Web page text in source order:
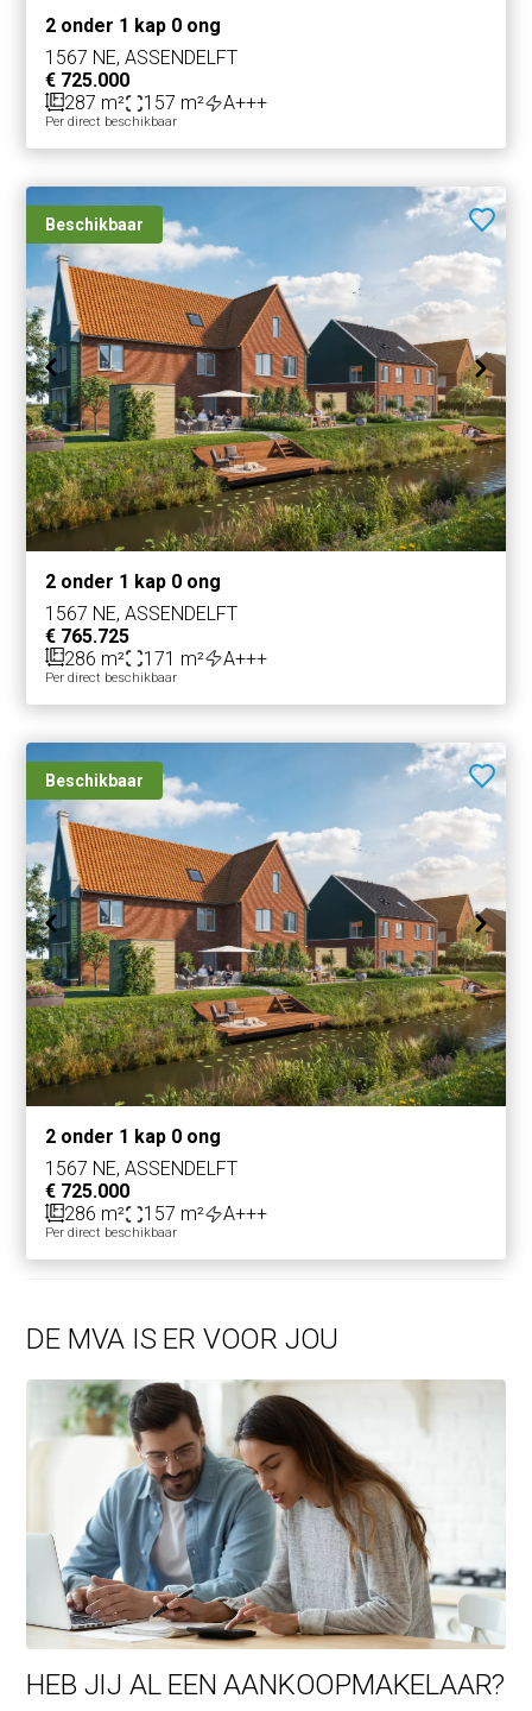
2 onder 1 kap 0 ong
1567 NE, ASSENDELFT
€ 725.000
287 m²
157 m² A+++
Per direct beschikbaar
Beschikbaar
2 onder 1 kap 0 ong
1567 NE, ASSENDELFT
€ 765.725
286 m²
171 m² A+++
Per direct beschikbaar
Beschikbaar
2 onder 1 kap 0 ong
1567 NE, ASSENDELFT
€ 725.000
286 m²
157 m² A+++
Per direct beschikbaar
DE MVA IS ER VOOR JOU
HEB JIJ AL EEN AANKOOPMAKELAAR?